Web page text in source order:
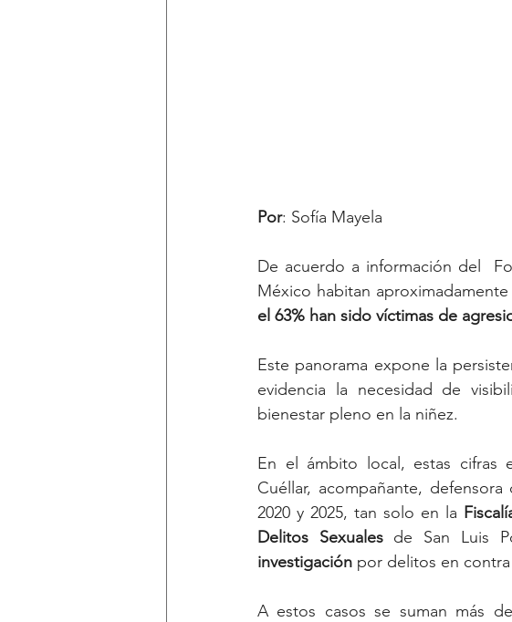
Por: Sofía Mayela
De acuerdo a información del
México habitan aproximadamente
el 63% han sido víctimas de
Este panorama expone la
evidencia la necesidad de
bienestar pleno en la niñez.
En el ámbito local, estas cifras
Cuéllar, acompañante,
2020 y 2025, tan solo en la
Delitos Sexuales de San Luis
investigación por delitos en
A estos casos se suman más